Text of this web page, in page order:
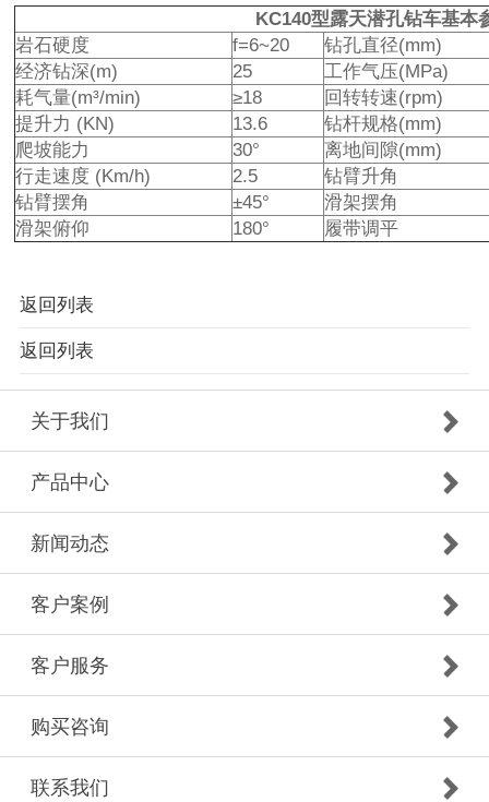
KC140型露天潜孔钻车基本
岩石硬度
f=6~20
钻孔直径(mm)
经济钻深(m)
25
工作气压(MPa)
耗气量(m³/min)
≥18
回转转速(rpm)
提升力 (KN)
13.6
钻杆规格(mm)
爬坡能力
30°
离地间隙(mm)
行走速度 (Km/h)
2.5
钻臂升角
钻臂摆角
±45°
滑架摆角
滑架俯仰
180° 履带调平
返回列表
返回列表
关于我们
产品中心
新闻动态
客户案例
客户服务
购买咨询
联系我们